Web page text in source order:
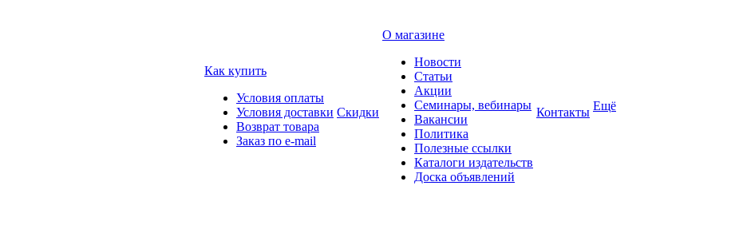
Как купить
Условия оплаты
Условия доставки
Возврат товара
Заказ по e-mail
Скидки
О магазине
Новости
Статьи
Акции
Семинары, вебинары
Вакансии
Политика
Полезные ссылки
Каталоги издательств
Доска объявлений
Контакты Ещё